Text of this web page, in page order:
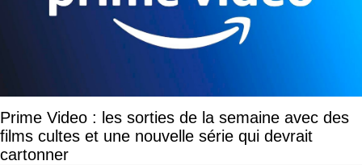
Prime Video : les sorties de la semaine avec des
films cultes et une nouvelle série qui devrait
cartonner